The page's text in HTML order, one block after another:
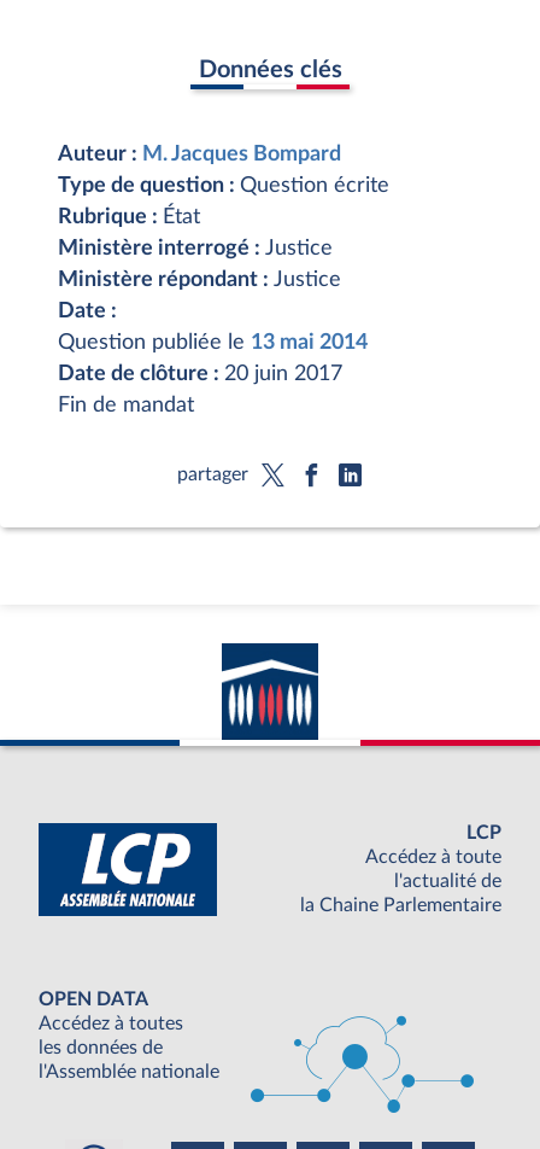
Données clés
Auteur : M. Jacques Bompard
Type de question : Question écrite
Rubrique : État
Ministère interrogé : Justice
Ministère répondant : Justice
Date :
Question publiée le 13 mai 2014
Date de clôture : 20 juin 2017
Fin de mandat
partager
LCP
Accédez à toute
l'actualité de
la Chaine Parlementaire
OPEN DATA
Accédez à toutes
les données de
l'Assemblée nationale